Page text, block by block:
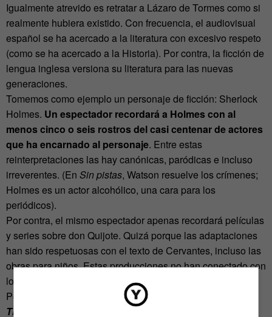
Igualmente atrevido es retratar a Lázaro de Tormes como si
realmente hubiera existido. Con frecuencia, el audiovisual
español se ha acercado a la literatura con excesivo respeto
(como se ha acercado a la Historia). Por contra, la ficción de
lengua inglesa versiona su literatura para las nuevas
generaciones.
Tomemos como ejemplo un personaje de ficción: Sherlock
Holmes. Un espectador recordará a Holmes con al
menos cinco o seis rostros del casi centenar de actores
que ha encarnado al personaje. Entre estas
reinterpretaciones las hay canónicas, paródicas e incluso
irreverentes. (En Sin pistas, Watson resuelve los crímenes;
Holmes es un actor alcohólico, una cara para los
periódicos).
Por contra, el mismo espectador apenas recordará películas
y series sobre don Quijote. Quizá porque las adaptaciones
han sido respetuosas con el texto de Cervantes, incluso las
obras para niños. Estas producciones no han conectado con
los gustos de la mayoría de los espectadores actuales.
Por esto, uno cree que
parte del éxito de
Tiempo
se debe al atrevido acercamiento sin pudor a